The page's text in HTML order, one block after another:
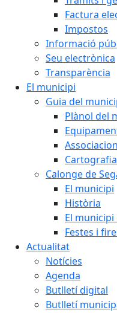
Factura
Impostos
Informació
Seu electrònica
Transparència
El municipi
Guia del
Plànol del
Cartografia
Calonge de
El municipi
Història
El
Festes i
Actualitat
Notícies
Agenda
Butlletí digital
Butlletí